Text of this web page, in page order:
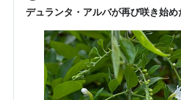
デュランタ・アルバが再び咲き始